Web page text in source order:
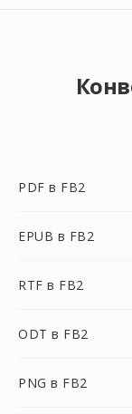
PDF в FB2
EPUB в FB2
RTF в FB2
ODT в FB2
PNG в FB2